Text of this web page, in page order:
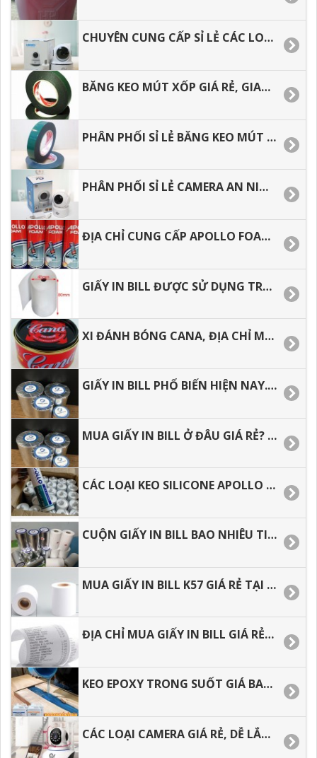
CHUYÊN CUNG CẤP SỈ LẺ CÁC LOẠI CAMERA WIFI TRONG NHÀ HÌNH ẢNH SẮC NÉT.
BĂNG KEO MÚT XỐP GIÁ RẺ, GIAO HÀNG TOÀN QUỐC.
PHÂN PHỐI SỈ LẺ BĂNG KEO MÚT XỐP, GIAO HÀNG NHANH.
PHÂN PHỐI SỈ LẺ CAMERA AN NINH TRONG NHÀ DƯỚI 500 NGÀN
ĐỊA CHỈ CUNG CẤP APOLLO FOAM GIÁ RẺ TẠI HCM
GIẤY IN BILL ĐƯỢC SỬ DỤNG TRONG KINH DOANH HIỆN NAY, CÁCH BẢO QUẢN GIẤY IN BILL.
XI ĐÁNH BÓNG CANA, ĐỊA CHỈ MUA Ở ĐÂU GIÁ RẺ.
GIẤY IN BILL PHỔ BIẾN HIỆN NAY. TƯ VẤN MẪU GIẤY PHÙ HỌP
MUA GIẤY IN BILL Ở ĐÂU GIÁ RẺ? GIẤY IN ĐƯỢC SỬ DỤNG NHƯ THẾ NÀO.
CÁC LOẠI KEO SILICONE APOLLO HIỆN NAY, LIÊN HỆ MUA HÀNG SỈ LẺ
CUỘN GIẤY IN BILL BAO NHIÊU TIỀN, ĐỊA CHỈ MUA SỈ LẺ TẠI HCM
MUA GIẤY IN BILL K57 GIÁ RẺ TẠI HCM, GIAO HÀNG NHANH
ĐỊA CHỈ MUA GIẤY IN BILL GIÁ RẺ, GIAO HÀNG NHANH MUA BAO NHIÊU CŨNG CÓ.
KEO EPOXY TRONG SUỐT GIÁ BAO NHIÊU, ĐỊA CHỈ MUA HÀNG GIÁ RẺ TẠI HCM.
CÁC LOẠI CAMERA GIÁ RẺ, DỄ LẮP DẶT CHO GIA ĐÌNH.